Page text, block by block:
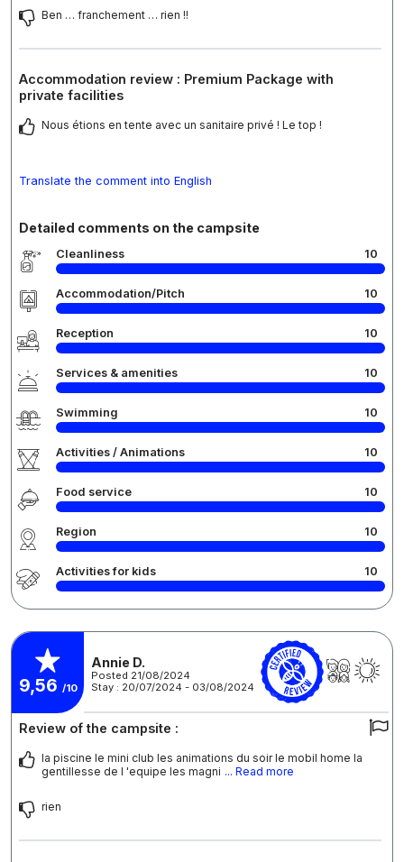
Ben … franchement … rien !!
Accommodation review : Premium Package with
private facilities
Nous étions en tente avec un sanitaire privé ! Le top !
Translate the comment into English
Detailed comments on the campsite
Cleanliness 10
Accommodation/Pitch 10
Reception 10
Services & amenities 10
Swimming 10
Activities / Animations 10
Food service 10
Region 10
Activities for kids 10
9,56 /10
Annie D.
Posted 21/08/2024
Stay : 20/07/2024 - 03/08/2024
Review of the campsite :
la piscine le mini club les animations du soir le mobil home la
gentillesse de l 'equipe les magni ... Read more
rien